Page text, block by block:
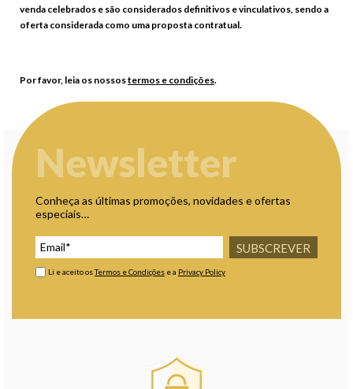
venda celebrados e são considerados definitivos e vinculativos, sendo a
oferta considerada como uma proposta contratual.
Por favor, leia os nossostermos e condições.
Newsletter
Conheça as últimas promoções, novidades e ofertas
especiais…
SUBSCREVER
Li e aceito osTermos e Condições e a Privacy Policy